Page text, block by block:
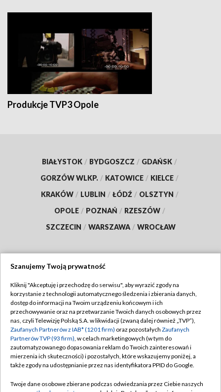
Produkcje TVP3 Opole
BIAŁYSTOK / BYDGOSZCZ / GDAŃSK /
GORZÓW WLKP. / KATOWICE / KIELCE /
KRAKÓW / LUBLIN / ŁÓDŹ / OLSZTYN /
OPOLE / POZNAŃ / RZESZÓW /
SZCZECIN / WARSZAWA / WROCŁAW
TVP
Abonament TVP
Emisja w TVP
Centrum informacji TVP
Naziemna Telewizja Cyfrowa
Regulamin TVP
Polityka prywatności
Moje zgody
Pomoc
Szanujemy Twoją prywatność
Kliknij "Akceptuję i przechodzę do serwisu", aby wyrazić zgody na
korzystanie z technologii automatycznego śledzenia i zbierania danych,
dostęp do informacji na Twoim urządzeniu końcowym i ich
przechowywanie oraz na przetwarzanie Twoich danych osobowych przez
nas, czyli Telewizję Polską S.A. w likwidacji (zwaną dalej również „TVP”),
Zaufanych Partnerów z IAB* (1201 firm) oraz pozostałych Zaufanych
Partnerów TVP (93 firm), w celach marketingowych (w tym do
zautomatyzowanego dopasowania reklam do Twoich zainteresowań i
mierzenia ich skuteczności) i pozostałych, które wskazujemy poniżej, a
także zgody na udostępnianie przez nas identyfikatora PPID do Google.
Twoje dane osobowe zbierane podczas odwiedzania przez Ciebie naszych